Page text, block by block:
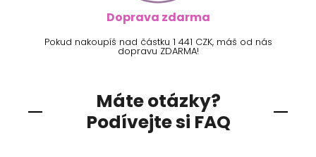
Doprava zdarma
Pokud nakoupíš nad částku 1 441 CZK, máš od nás
dopravu ZDARMA!
Máte otázky?
Podívejte si FAQ